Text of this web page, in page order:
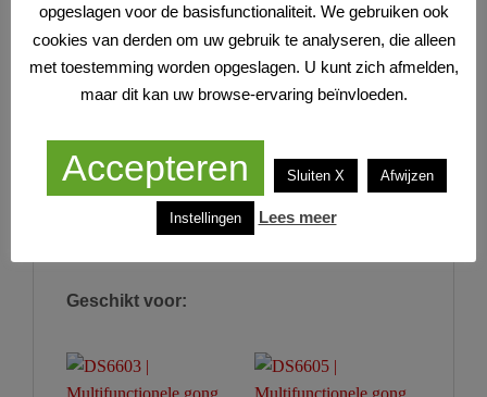
DS6605
TOEVOEGEN AAN WINKELWAGEN
SPECIFICATIES
Geschikt voor:
opgeslagen voor de basisfunctionaliteit. We gebruiken ook
cookies van derden om uw gebruik te analyseren, die alleen
met toestemming worden opgeslagen. U kunt zich afmelden,
maar dit kan uw browse-ervaring beïnvloeden.
Accepteren Sluiten X Afwijzen
Instellingen Lees meer